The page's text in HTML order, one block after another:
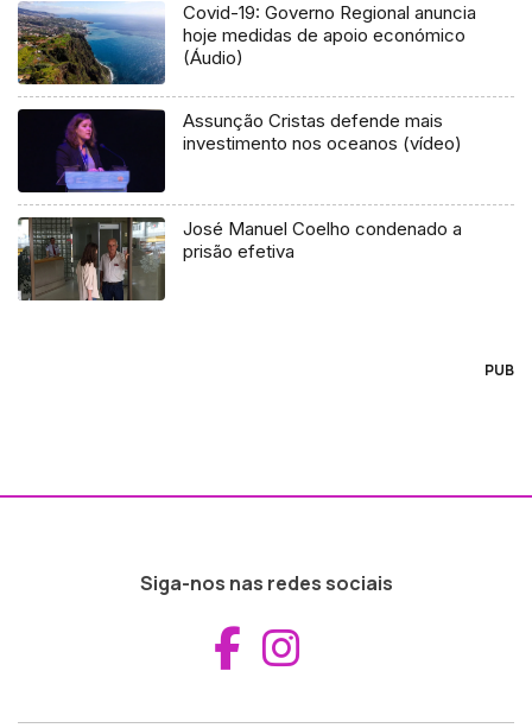
Covid-19: Governo Regional anuncia
hoje medidas de apoio económico
(Áudio)
Assunção Cristas defende mais
investimento nos oceanos (vídeo)
José Manuel Coelho condenado a
prisão efetiva
PUB
Siga-nos nas redes sociais
Aceder ao